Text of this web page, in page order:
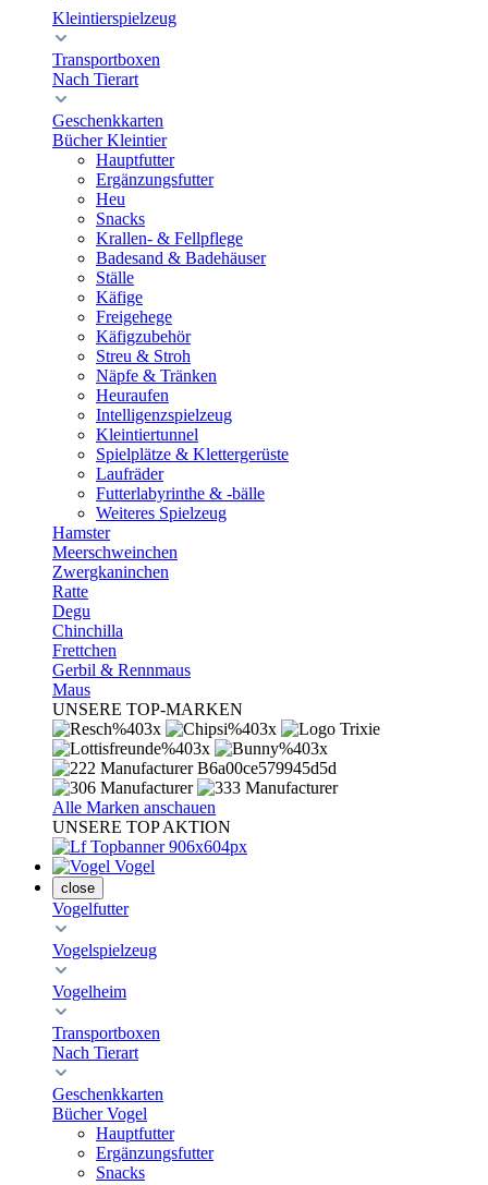
Kleintierspielzeug
Transportboxen
Nach Tierart
Geschenkkarten
Bücher Kleintier
Hauptfutter
Ergänzungsfutter
Heu
Snacks
Krallen- & Fellpflege
Badesand & Badehäuser
Ställe
Käfige
Freigehege
Käfigzubehör
Streu & Stroh
Näpfe & Tränken
Heuraufen
Intelligenzspielzeug
Kleintiertunnel
Spielplätze & Klettergerüste
Laufräder
Futterlabyrinthe & -bälle
Weiteres Spielzeug
Hamster
Meerschweinchen
Zwergkaninchen
Ratte
Degu
Chinchilla
Frettchen
Gerbil & Rennmaus
Maus
UNSERE TOP-MARKEN
Alle Marken anschauen
UNSERE TOP AKTION
Vogel
close
Vogelfutter
Vogelspielzeug
Vogelheim
Transportboxen
Nach Tierart
Geschenkkarten
Bücher Vogel
Hauptfutter
Ergänzungsfutter
Snacks